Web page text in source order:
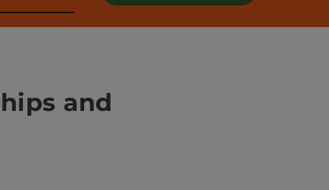
and